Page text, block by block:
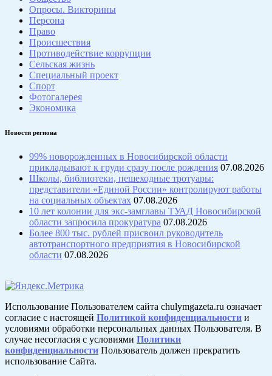
Опросы. Викторины
Персона
Право
Происшествия
Противодействие коррупции
Сельская жизнь
Специальный проект
Спорт
Фотогалерея
Экономика
Новости региона
99% новорожденных в Новосибирской области
прикладывают к груди сразу после рождения 07.08.2026
Школы, библиотеки, пешеходные тротуары:
представители «Единой России» контролируют работы
на социальных объектах 07.08.2026
10 лет колонии для экс-замглавы ТУАД Новосибирской
области запросила прокуратура 07.08.2026
Более 800 тыс. рублей присвоил руководитель
автотранспортного предприятия в Новосибирской
области 07.08.2026
Использование Пользователем сайта chulymgazeta.ru означает
согласие с настоящей Политикой конфиденциальности и
условиями обработки персональных данных Пользователя. В
случае несогласия с условиями Политики
конфиденциальности Пользователь должен прекратить
использование Сайта.